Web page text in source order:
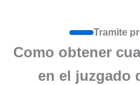
Tramite
Como obtener
en el juzgado